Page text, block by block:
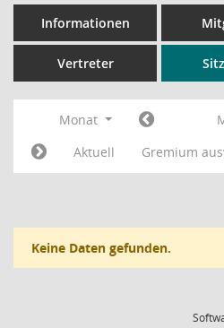
Informationen
Vertreter
Monat
Aktuell
Gremium
Keine Daten gefunden.